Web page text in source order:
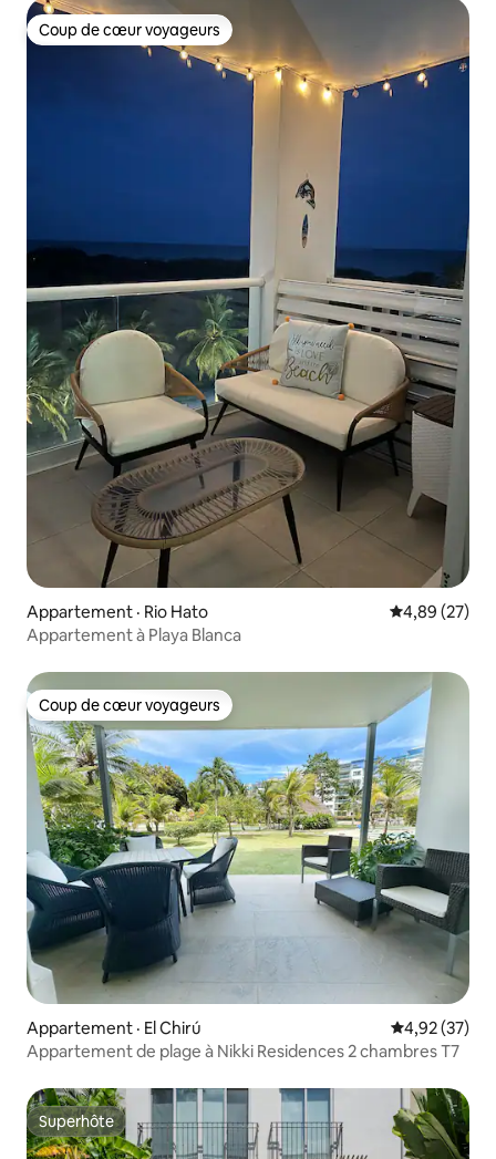
Coup de cœur voyageurs
Coup de cœur voyageurs
Appartement · Rio Hato Note
4,89 (27)
Appartement à Playa Blanca
Coup de cœur voyageurs
Coup de cœur voyageurs
Appartement · El Chirú Note
4,92 (37)
Appartement de plage à Nikki Residences 2 chambres T7
Superhôte
Superhôte